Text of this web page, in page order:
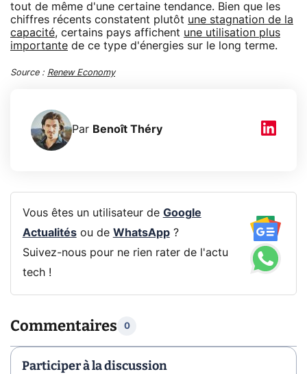
tout de même d'une certaine tendance. Bien que les
chiffres récents constatent plutôt une stagnation de la
capacité, certains pays affichent une utilisation plus
importante de ce type d'énergies sur le long terme.
Source : Renew Economy
Par Benoît Théry
Vous êtes un utilisateur de Google
Actualitésou de WhatsApp?
Suivez-nous pour ne rien rater de l'actu
tech !
Commentaires 0
Participer à la discussion